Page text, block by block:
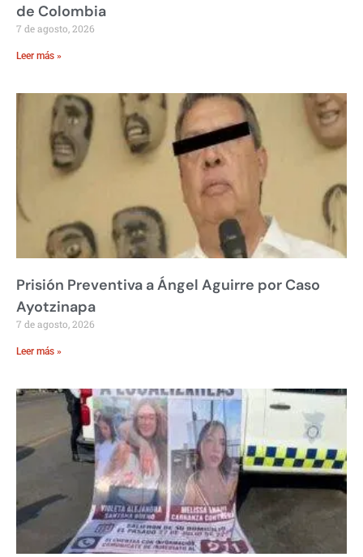
de Colombia
7 de agosto, 2026
Leer más »
Prisión Preventiva a Ángel Aguirre por Caso
Ayotzinapa
7 de agosto, 2026
Leer más »